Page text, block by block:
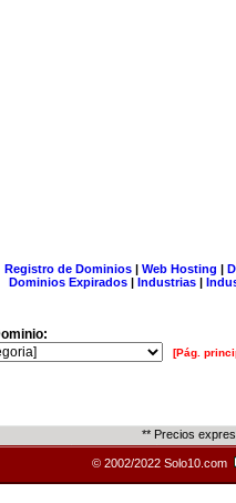
Registro de Dominios| Web Hosting |
Dominios Expirados | Industrias |
[Pág.
** Precios
© 2002/2022 Solo10.com